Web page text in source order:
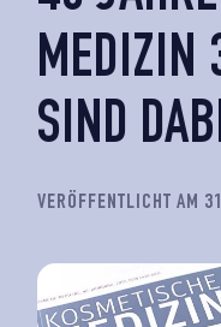
SIND
VERÖFFENTLICHT AM